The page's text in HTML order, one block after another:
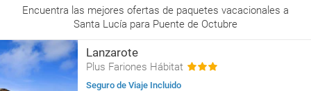
Encuentra las mejores ofertas de paquetes vacacionales a
Santa Lucía para Puente de Octubre
Lanzarote
Plus Fariones Hábitat
Seguro de Viaje Incluido